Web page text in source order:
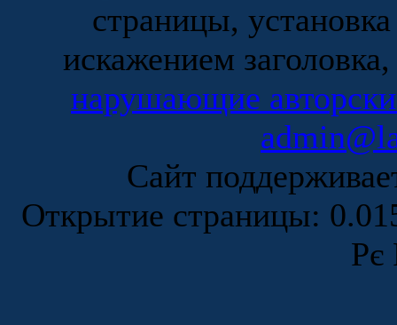
страницы,
искажением
нарушающие
Сайт
Открытие страницы:
Рє